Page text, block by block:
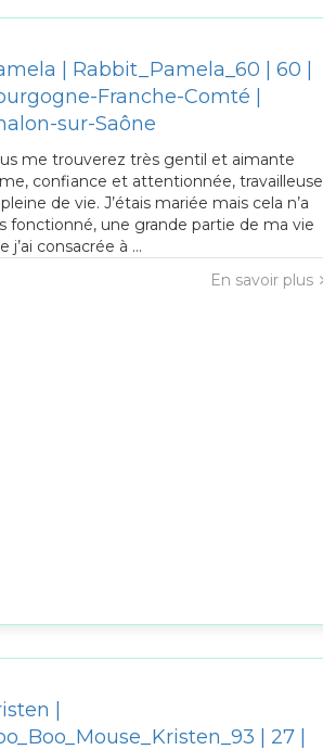
| Rabbit_Pamela_60 | 60 |
Franche-Comté |
sur-Saône
me trouverez très gentil et aimante
confiance et attentionnée, travailleuse
de vie. J’étais mariée mais cela n’a
fonctionné, une grande partie de ma vie
j’ai consacrée à ...
En savoir plus
|
| 27 |